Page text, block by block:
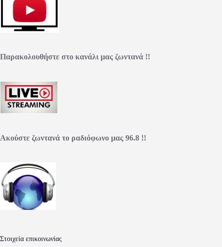
Παρακολουθήστε στο κανάλι μας ζωντανά !!
Ακούστε ζωντανά το ραδιόφωνο μας 96.8 !!
Στοιχεία επικοινωνίας